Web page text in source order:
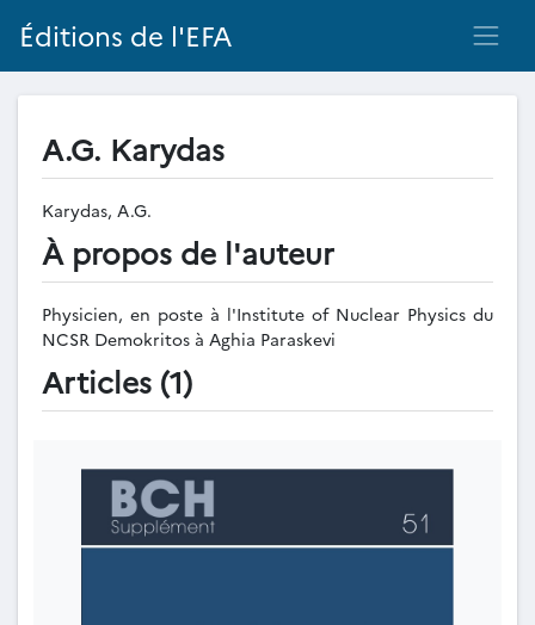
Éditions de l'EFA
A.G. Karydas
Karydas, A.G.
À propos de l'auteur
Physicien, en poste à l'Institute of Nuclear Physics du
NCSR Demokritos à Aghia Paraskevi
Articles (1)